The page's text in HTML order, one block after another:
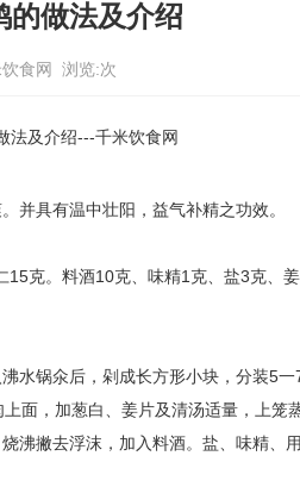
的做法及介绍
食网 浏览:次
并具有温中壮阳，益气补精之功效。
克。料酒10克、味精1克、盐3克、姜
锅氽后，剁成长方形小块，分装5一
面，加葱白、姜片及清汤适量，上笼
沸撇去浮沫，加入料酒。盐、味精、